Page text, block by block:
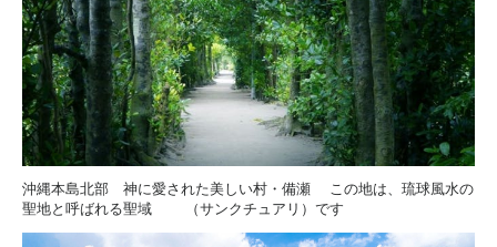
沖縄本島北部 神に愛された美しい村・備瀬
この地は、琉球風水の
聖地と呼ばれる聖域
（サンクチュアリ）です